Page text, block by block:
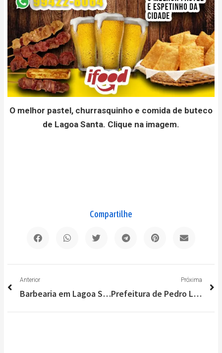
O melhor pastel, churrasquinho e comida de buteco
de Lagoa Santa. Clique na imagem.
Compartilhe
Anterior
Barbearia em Lagoa Santa traz conforto e sofisticação aos clientes; conheça a Jack Philips
Próxima
Prefeitura de Pedro Leopoldo abre inscrição para Evento Paralímpico